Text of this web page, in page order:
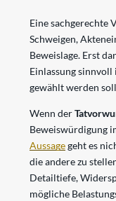
Eine sachgerechte
Schweigen,
Beweislage. Erst
Einlassung
gewählt werden
Wenn der
Beweiswürdigung
Aussagegeht es
die andere zu
Detailtiefe,
mögliche